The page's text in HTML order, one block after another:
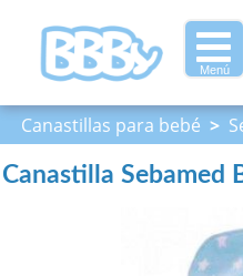
Menú
Canastillas para bebé >
Sebamed Baby Mochila
Canastilla Sebamed